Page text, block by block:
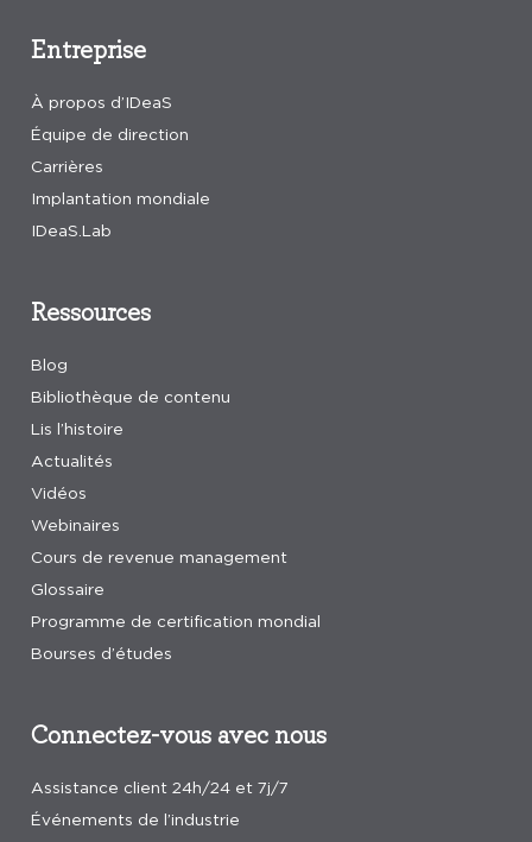
Entreprise
À propos d’IDeaS
Équipe de direction
Carrières
Implantation mondiale
IDeaS.Lab
Ressources
Blog
Bibliothèque de contenu
Lis l’histoire
Actualités
Vidéos
Webinaires
Cours de revenue management
Glossaire
Programme de certification mondial
Bourses d’études
Connectez-vous avec nous
Assistance client 24h/24 et 7j/7
Événements de l’industrie